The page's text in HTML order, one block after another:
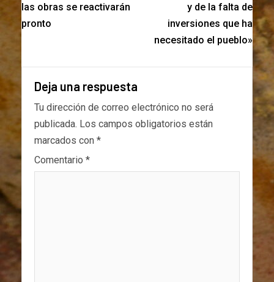
las obras se reactivarán
pronto
y de la falta de
inversiones que ha
necesitado el pueblo»
Deja una respuesta
Tu dirección de correo electrónico no será
publicada. Los campos obligatorios están
marcados con *
Comentario *